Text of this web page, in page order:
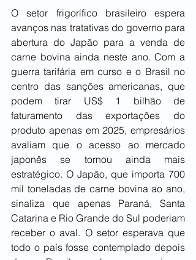
O setor frigorífico brasileiro espera
avanços nas tratativas do governo para
abertura do Japão para a venda de
carne bovina ainda neste ano. Com a
guerra tarifária em curso e o Brasil no
centro das sanções americanas, que
podem tirar US$ 1 bilhão de
faturamento das exportações do
produto apenas em 2025, empresários
avaliam que o acesso ao mercado
japonês se tornou ainda mais
estratégico. O Japão, que importa 700
mil toneladas de carne bovina ao ano,
sinaliza que apenas Paraná, Santa
Catarina e Rio Grande do Sul poderiam
receber o aval. O setor esperava que
todo o país fosse contemplado depois